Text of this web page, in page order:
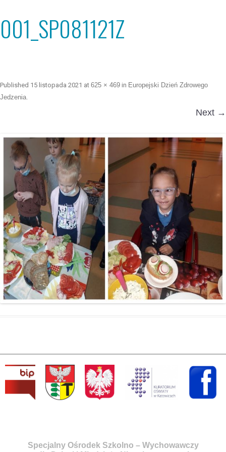
001_SP081121Z
Published 15 listopada 2021 at 625 × 469 in Europejski Dzień Zdrowego
Jedzenia.
Next →
Specjalny Ośrodek Szkolno – Wychowawczy